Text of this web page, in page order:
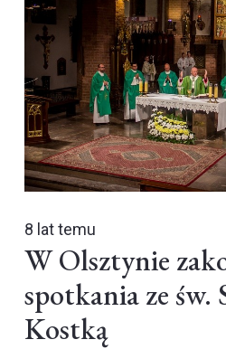
8 lat temu
W Olsztynie
spotkania ze św.
Kostką